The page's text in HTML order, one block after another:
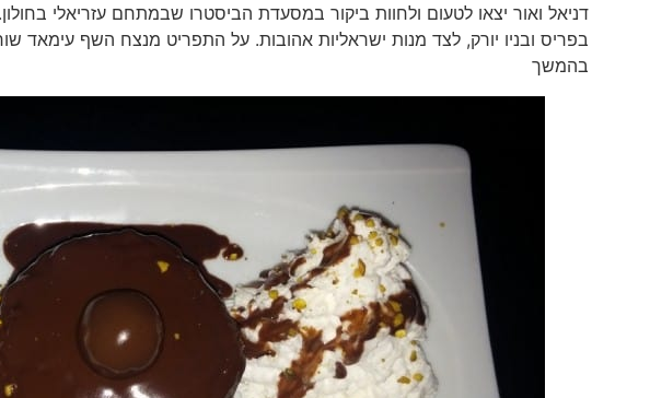
דניאל ואור יצאו לטעום ולחוות ביקור במסעדת הביסטרו שבמתחם עזריאלי
בפריס ובניו יורק, לצד מנות ישראליות אהובות. על התפריט מנצח השף עימאד
בהמשך